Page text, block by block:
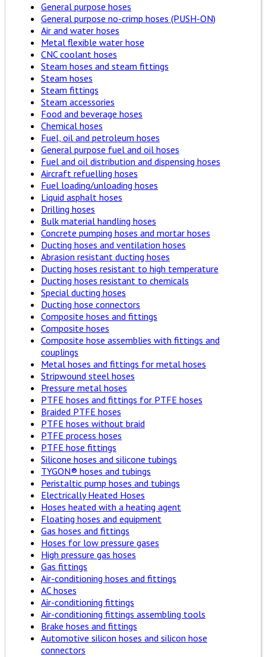
General purpose hoses
General purpose no-crimp hoses (PUSH-ON)
Air and water hoses
Metal flexible water hose
CNC coolant hoses
Steam hoses and steam fittings
Steam hoses
Steam fittings
Steam accessories
Food and beverage hoses
Chemical hoses
Fuel, oil and petroleum hoses
General purpose fuel and oil hoses
Fuel and oil distribution and dispensing hoses
Aircraft refuelling hoses
Fuel loading/unloading hoses
Liquid asphalt hoses
Drilling hoses
Bulk material handling hoses
Concrete pumping hoses and mortar hoses
Ducting hoses and ventilation hoses
Abrasion resistant ducting hoses
Ducting hoses resistant to high temperature
Ducting hoses resistant to chemicals
Special ducting hoses
Ducting hose connectors
Composite hoses and fittings
Composite hoses
Composite hose assemblies with fittings and
couplings
Metal hoses and fittings for metal hoses
Stripwound steel hoses
Pressure metal hoses
PTFE hoses and fittings for PTFE hoses
Braided PTFE hoses
PTFE hoses without braid
PTFE process hoses
PTFE hose fittings
Silicone hoses and silicone tubings
TYGON® hoses and tubings
Peristaltic pump hoses and tubings
Electrically Heated Hoses
Hoses heated with a heating agent
Floating hoses and equipment
Gas hoses and fittings
Hoses for low pressure gases
High pressure gas hoses
Gas fittings
Air-conditioning hoses and fittings
AC hoses
Air-conditioning fittings
Air-conditioning fittings assembling tools
Brake hoses and fittings
Automotive silicon hoses and silicon hose
connectors